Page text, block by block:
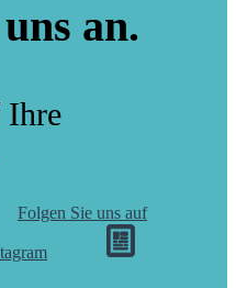
an.
Ihre
Folgen Sie uns auf